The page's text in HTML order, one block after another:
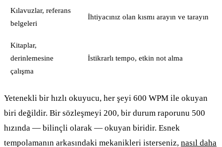
Kılavuzlar, referans
belgeleri
İhtiyacınız olan kısmı arayın ve tarayın
Kitaplar,
derinlemesine
çalışma
İstikrarlı tempo, etkin not alma
Yetenekli bir hızlı okuyucu, her şeyi 600 WPM ile okuyan
biri değildir. Bir sözleşmeyi 200, bir durum raporunu 500
hızında — bilinçli olarak — okuyan biridir. Esnek
tempolamanın arkasındaki mekanikleri isterseniz, nasıl daha